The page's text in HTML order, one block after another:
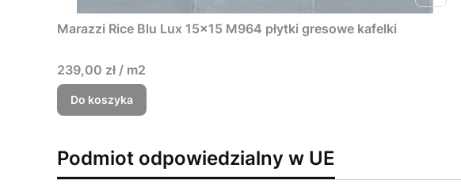
Marazzi Rice Blu Lux 15x15 M964 płytki gresowe kafelki
239,00 zł / m2
Do koszyka
Podmiot odpowiedzialny w UE